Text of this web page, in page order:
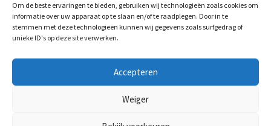
Om de beste ervaringen te bieden, gebruiken wij technologieën zoals cookies om
informatie over uw apparaat op te slaan en/of te raadplegen. Door in te
stemmen met deze technologieën kunnen wij gegevens zoals surfgedrag of
unieke ID's op deze site verwerken.
Accepteren
Weiger
Daklekkage
Dakisolatie
Dakgoten
Kosten dakdekker